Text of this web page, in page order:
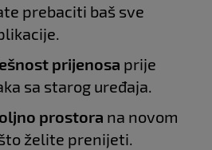
prebaciti baš sve
prijenosa prije
sa starog uređaja.
prostora na novom
želite prenijeti.